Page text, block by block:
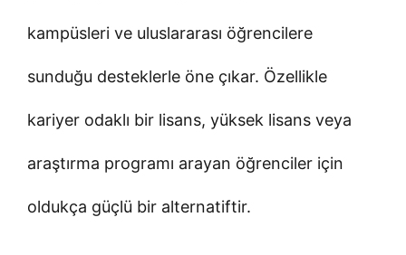
kampüsleri ve uluslararası öğrencilere
sunduğu desteklerle öne çıkar. Özellikle
kariyer odaklı bir lisans, yüksek lisans veya
araştırma programı arayan öğrenciler için
oldukça güçlü bir alternatiftir.